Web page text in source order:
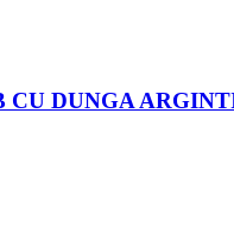
CU DUNGA